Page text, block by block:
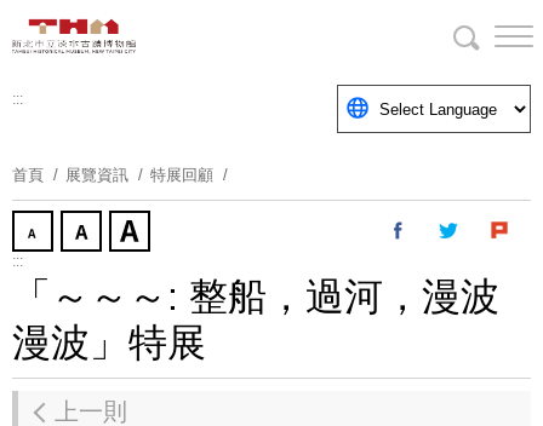
到
要
塊
:::
首頁 展覽資訊 特展回顧
:::
「～～～: 整船，過河，漫波
漫波」特展
上一則